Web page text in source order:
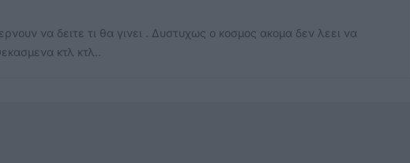
να δειτε τι θα γινει . Δυστυχως ο κοσμος ακομα δεν λεει να
κτλ κτλ..